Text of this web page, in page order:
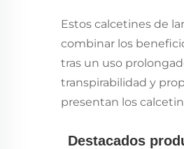
Estos calcetines de
combinar los
tras un uso
transpirabilidad y
presentan los
Destacados